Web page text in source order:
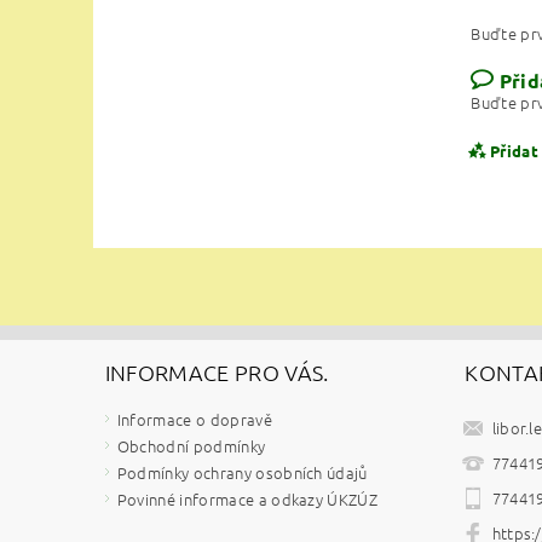
Buďte
Buďte
INFORMACE PRO VÁS.
Informace o dopravě
Obchodní podmínky
Podmínky ochrany osobních údajů
Povinné informace a odkazy ÚKZÚZ